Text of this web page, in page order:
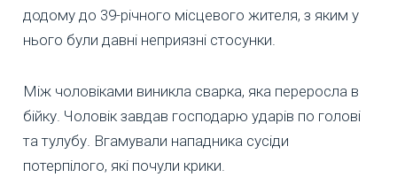
додому до 39-річного місцевого жителя, з яким у
нього були давні неприязні стосунки.
Між чоловіками виникла сварка, яка переросла в
бійку. Чоловік завдав господарю ударів по голові
та тулубу. Вгамували нападника сусіди
потерпілого, які почули крики.